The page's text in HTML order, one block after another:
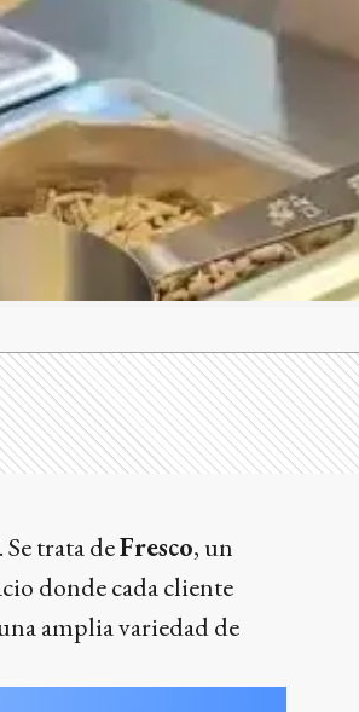
trata deFresco, un
donde cada cliente
amplia variedad de